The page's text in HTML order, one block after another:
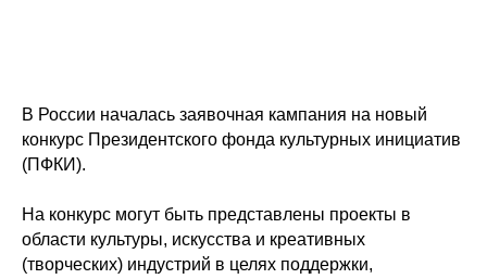
В России началась заявочная кампания на новый
конкурс Президентского фонда культурных инициатив
(ПФКИ).
На конкурс могут быть представлены проекты в
области культуры, искусства и креативных
(творческих) индустрий в целях поддержки,